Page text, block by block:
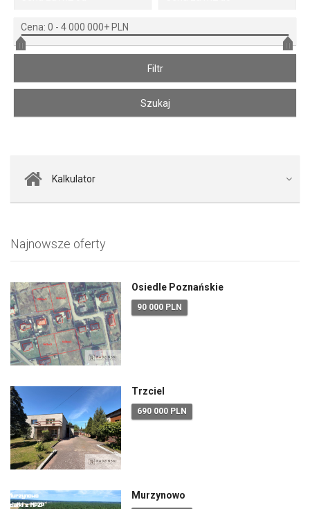
Cena: 0 - 4 000 000+ PLN
Kalkulator
Najnowsze oferty
Osiedle Poznańskie
90 000 PLN
Trzciel
690 000 PLN
Murzynowo